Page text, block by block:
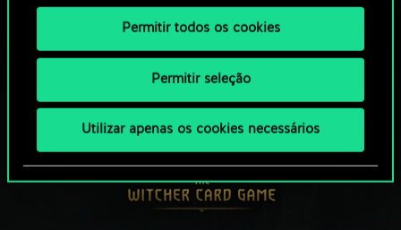
Permitir todos os cookies
Permitir seleção
Utilizar apenas os cookies necessários